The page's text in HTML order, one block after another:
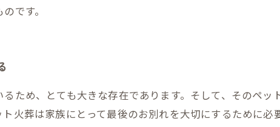
です。
ため、とても大きな存在であります。そして、そのペ
火葬は家族にとって最後のお別れを大切にするために